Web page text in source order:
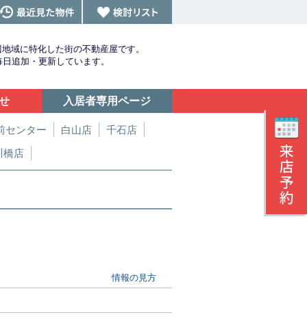
域に特化した街の不動産屋です。
追加・更新しています。
入居者専用ページ
センター 白山店
千石店
橋店
情報の見方